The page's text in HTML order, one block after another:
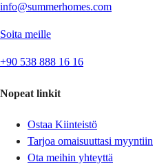
info@summerhomes.com
Soita meille
+90 538 888 16 16
Nopeat linkit
Ostaa Kiinteistö
Tarjoa omaisuuttasi myyntiin
Ota meihin yhteyttä